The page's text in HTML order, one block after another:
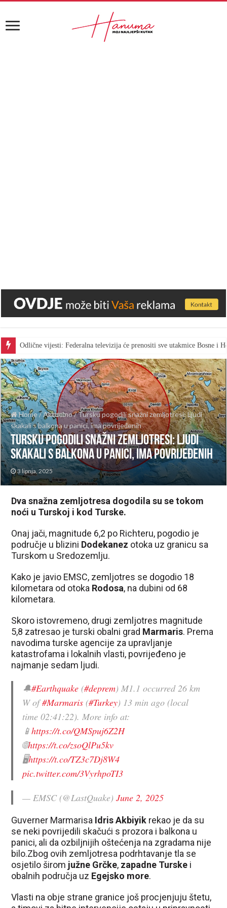
Odlične vijesti: Federalna televizija će prenositi sve utakmice Bosne i
Home/Aktuelno/Tursku pogodili snažni zemljotresi: Ljudi
skakali s balkona u panici, ima povrijeđenih
Tursku pogodili snažni zemljotresi: Ljudi
skakali s balkona u panici, ima povrijeđenih
3 lipnja, 2025
Dva snažna zemljotresa dogodila su se tokom
noći u Turskoj i kod Turske.
Onaj jači, magnitude 6,2 po Richteru, pogodio je
područje u blizini Dodekanez otoka uz granicu sa
Turskom u Sredozemlju.
Kako je javio EMSC, zemljotres se dogodio 18
kilometara od otoka Rodosa, na dubini od 68
kilometara.
Skoro istovremeno, drugi zemljotres magnitude
5,8 zatresao je turski obalni grad Marmaris. Prema
navodima turske agencije za upravljanje
katastrofama i lokalnih vlasti, povrijeđeno je
najmanje sedam ljudi.
🔔#Earthquake (#deprem) M1.1 occurred 26 km
W of#Marmaris (#Turkey) 13 min ago (local
time 02:41:22). More info at:
📱https://t.co/QMSpuj6Z2H
🌐https://t.co/zsoQlPu5kv
🖥https://t.co/TZ3c7Dj8W4
pic.twitter.com/3VyrhpoTI3
— EMSC (@LastQuake)June 2, 2025
Guverner Marmarisa Idris Akbiyik rekao je da su
se neki povrijedili skačući s prozora i balkona u
panici, ali da ozbiljnijih oštećenja na zgradama nije
bilo.Zbog ovih zemljotresa podrhtavanje tla se
osjetilo širom južne Grčke, zapadne Turske i
obalnih područja uz Egejsko more.
Vlasti na obje strane granice još procjenjuju štetu,